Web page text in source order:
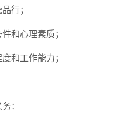
行；
和心理素质；
和工作能力；
：